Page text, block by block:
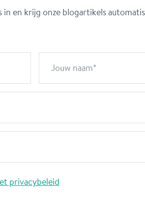
in en krijg onze blogartikels
Jouw naam
privacybeleid